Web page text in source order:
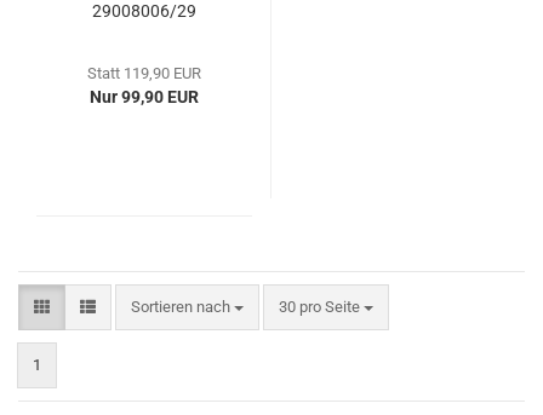
29008006/29
Statt 119,90 EUR
Nur 99,90 EUR
Sortieren nach 30 pro Seite
1